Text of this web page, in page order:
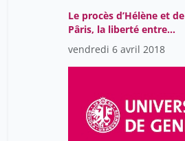
Le procès d’Hélène et de
Pâris, la liberté entre
sentiments et politique
vendredi 6 avril 2018